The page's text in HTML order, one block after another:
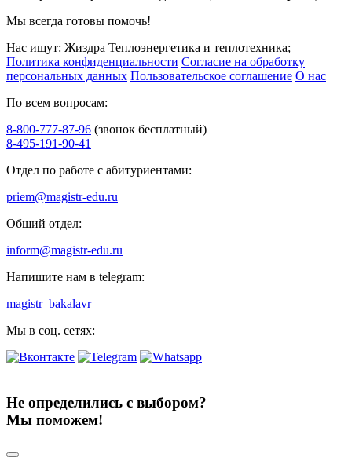
Мы всегда готовы помочь!
Нас ищут: Жиздра Теплоэнергетика и теплотехника;
Политика конфиденциальности Согласие на обработку
персональных данных Пользовательское соглашение О нас
По всем вопросам:
8-800-777-87-96 (звонок бесплатный)
8-495-191-90-41
Отдел по работе с абитуриентами:
priem@magistr-edu.ru
Общий отдел:
inform@magistr-edu.ru
Напишите нам в telegram:
magistr_bakalavr
Мы в соц. сетях:
Не определились с выбором?
Мы поможем!